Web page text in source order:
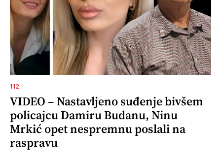
112
VIDEO – Nastavljeno suđenje bivšem
policajcu Damiru Budanu, Ninu
Mrkić opet nespremnu poslali na
raspravu